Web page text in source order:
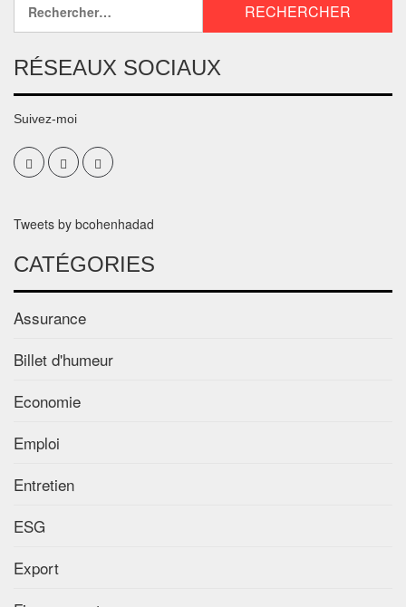
RÉSEAUX SOCIAUX
Suivez-moi
Tweets by bcohenhadad
CATÉGORIES
Assurance
Billet d'humeur
Economie
Emploi
Entretien
ESG
Export